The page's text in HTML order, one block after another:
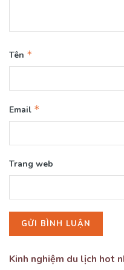
Tên *
Email *
Trang web
Kinh nghiệm du lịch hot